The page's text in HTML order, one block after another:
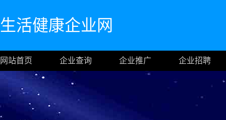
生活健康企业网
网站首页 企业查询 企业推广 企业招聘